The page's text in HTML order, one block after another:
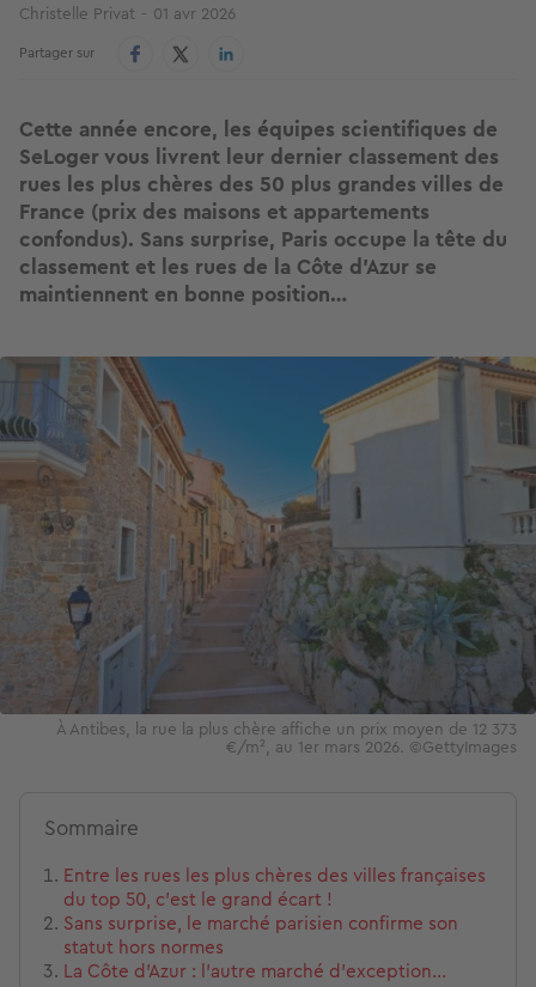
Christelle Privat 01 avr 2026
Partager sur
Cette année encore, les équipes scientifiques de
SeLoger vous livrent leur dernier classement des
rues les plus chères des 50 plus grandes villes de
France (prix des maisons et appartements
confondus). Sans surprise, Paris occupe la tête du
classement et les rues de la Côte d’Azur se
maintiennent en bonne position…
Image
À Antibes, la rue la plus chère affiche un prix moyen de 12 373
€/m², au 1er mars 2026. ©GettyImages
Sommaire
Entre les rues les plus chères des villes françaises
du top 50, c'est le grand écart !
Sans surprise, le marché parisien confirme son
statut hors normes
La Côte d’Azur : l’autre marché d’exception…